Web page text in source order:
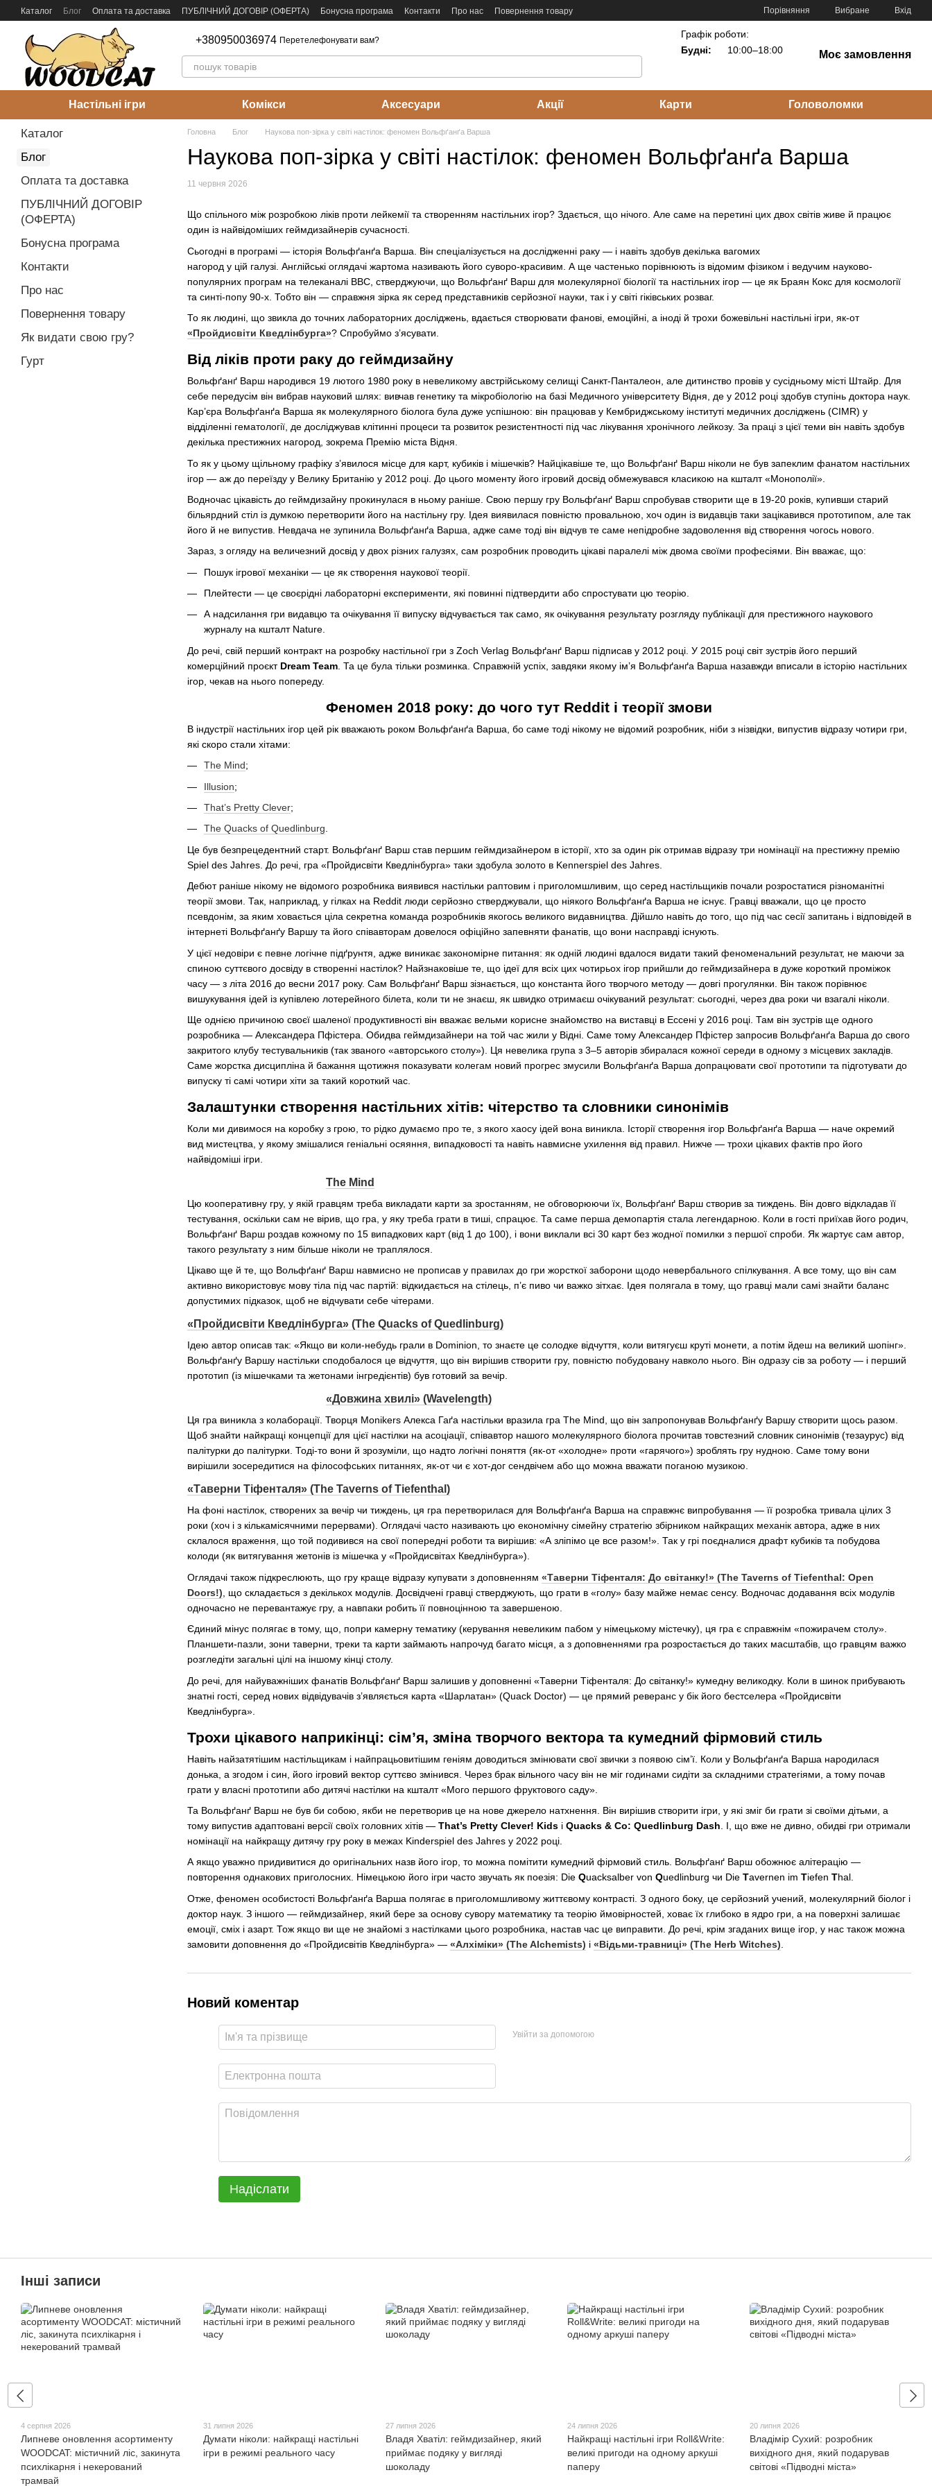
Перейти до основного контенту
Каталог Блог Оплата та доставка ПУБЛІЧНИЙ ДОГОВІР (ОФЕРТА) Бонусна програма Контакти Про нас
Повернення товару
Порівняння Вибране Вхід
+380950036974 Перетелефонувати вам?
Графік роботи:
Будні:
10:00–18:00 Моє замовлення
Настільні ігри Комікси Аксесуари Акції Карти Головоломки
Головна Блог Наукова поп-зірка у світі настілок: феномен Вольфґанґа Варша
Наукова поп-зірка у світі настілок: феномен Вольфґанґа Варша
11 червня 2026
Що спільного між розробкою ліків проти лейкемії та створенням настільних ігор? Здається, що нічого. Але саме на перетині цих двох світів живе й працює
один із найвідоміших геймдизайнерів сучасності.
Сьогодні в програмі — історія Вольфґанґа Варша. Він спеціалізується на дослідженні раку — і навіть здобув декілька вагомих
нагород у цій галузі. Англійські оглядачі жартома називають його суворо-красивим. А ще частенько порівнюють із відомим фізиком і ведучим науково-
популярних програм на телеканалі BBC, стверджуючи, що Вольфґанґ Варш для молекулярної біології та настільних ігор — це як Браян Кокс для космології
та синті-попу 90-х. Тобто він — справжня зірка як серед представників серйозної науки, так і у світі гіківських розваг.
То як людині, що звикла до точних лабораторних досліджень, вдається створювати фанові, емоційні, а іноді й трохи божевільні настільні ігри, як-от
«Пройдисвіти Кведлінбурга»? Спробуймо з’ясувати.
Від ліків проти раку до геймдизайну
Вольфґанґ Варш народився 19 лютого 1980 року в невеликому австрійському селищі Санкт-Панталеон, але дитинство провів у сусідньому місті Штайр. Для
себе передусім він вибрав науковий шлях: вивчав генетику та мікробіологію на базі Медичного університету Відня, де у 2012 році здобув ступінь доктора наук.
Кар’єра Вольфґанґа Варша як молекулярного біолога була дуже успішною: він працював у Кембриджському інституті медичних досліджень (CIMR) у
відділенні гематології, де досліджував клітинні процеси та розвиток резистентності під час лікування хронічного лейкозу. За праці з цієї теми він навіть здобув
декілька престижних нагород, зокрема Премію міста Відня.
То як у цьому щільному графіку з’явилося місце для карт, кубиків і мішечків? Найцікавіше те, що Вольфґанґ Варш ніколи не був запеклим фанатом настільних
ігор — аж до переїзду у Велику Британію у 2012 році. До цього моменту його ігровий досвід обмежувався класикою на кшталт «Монополії».
Водночас цікавість до геймдизайну прокинулася в ньому раніше. Свою першу гру Вольфґанґ Варш спробував створити ще в 19-20 років, купивши старий
більярдний стіл із думкою перетворити його на настільну гру. Ідея виявилася повністю провальною, хоч один із видавців таки зацікавився прототипом, але так
його й не випустив. Невдача не зупинила Вольфґанґа Варша, адже саме тоді він відчув те саме непідробне задоволення від створення чогось нового.
Зараз, з огляду на величезний досвід у двох різних галузях, сам розробник проводить цікаві паралелі між двома своїми професіями. Він вважає, що:
Пошук ігрової механіки — це як створення наукової теорії.
Плейтести — це своєрідні лабораторні експерименти, які повинні підтвердити або спростувати цю теорію.
А надсилання гри видавцю та очікування її випуску відчувається так само, як очікування результату розгляду публікації для престижного наукового
журналу на кшталт Nature.
До речі, свій перший контракт на розробку настільної гри з Zoch Verlag Вольфґанґ Варш підписав у 2012 році. У 2015 році світ зустрів його перший
комерційний проєкт Dream Team . Та це була тільки розминка. Справжній успіх, завдяки якому ім’я Вольфґанґа Варша назавжди вписали в історію настільних
ігор, чекав на нього попереду.
Феномен 2018 року: до чого тут Reddit і теорії змови
В індустрії настільних ігор цей рік вважають роком Вольфґанґа Варша, бо саме тоді нікому не відомий розробник, ніби з нізвідки, випустив відразу чотири гри,
які скоро стали хітами:
The Mind;
Illusion;
That’s Pretty Clever;
The Quacks of Quedlinburg.
Це був безпрецедентний старт. Вольфґанґ Варш став першим геймдизайнером в історії, хто за один рік отримав відразу три номінації на престижну премію
Spiel des Jahres. До речі, гра «Пройдисвіти Кведлінбурга» таки здобула золото в Kennerspiel des Jahres.
Дебют раніше нікому не відомого розробника виявився настільки раптовим і приголомшливим, що серед настільщиків почали розростатися різноманітні
теорії змови. Так, наприклад, у гілках на Reddit люди серйозно стверджували, що ніякого Вольфґанґа Варша не існує. Гравці вважали, що це просто
псевдонім, за яким ховається ціла секретна команда розробників якогось великого видавництва. Дійшло навіть до того, що під час сесії запитань і відповідей в
інтернеті Вольфґанґу Варшу та його співавторам довелося офіційно запевняти фанатів, що вони насправді існують.
У цієї недовіри є певне логічне підґрунтя, адже виникає закономірне питання: як одній людині вдалося видати такий феноменальний результат, не маючи за
спиною суттєвого досвіду в створенні настілок? Найзнаковіше те, що ідеї для всіх цих чотирьох ігор прийшли до геймдизайнера в дуже короткий проміжок
часу — з літа 2016 до весни 2017 року. Сам Вольфґанґ Варш зізнається, що константа його творчого методу — довгі прогулянки. Він також порівнює
вишукування ідей із купівлею лотерейного білета, коли ти не знаєш, як швидко отримаєш очікуваний результат: сьогодні, через два роки чи взагалі ніколи.
Ще однією причиною своєї шаленої продуктивності він вважає вельми корисне знайомство на виставці в Ессені у 2016 році. Там він зустрів ще одного
розробника — Александера Пфістера. Обидва геймдизайнери на той час жили у Відні. Саме тому Александер Пфістер запросив Вольфґанґа Варша до свого
закритого клубу тестувальників (так званого «авторського столу»). Ця невелика група з 3–5 авторів збиралася кожної середи в одному з місцевих закладів.
Саме жорстка дисципліна й бажання щотижня показувати колегам новий прогрес змусили Вольфґанґа Варша допрацювати свої прототипи та підготувати до
випуску ті самі чотири хіти за такий короткий час.
Залаштунки створення настільних хітів: чітерство та словники синонімів
Коли ми дивимося на коробку з грою, то рідко думаємо про те, з якого хаосу ідей вона виникла. Історії створення ігор Вольфґанґа Варша — наче окремий
вид мистецтва, у якому змішалися геніальні осяяння, випадковості та навіть навмисне ухилення від правил. Нижче — трохи цікавих фактів про його
найвідоміші ігри.
The Mind
Цю кооперативну гру, у якій гравцям треба викладати карти за зростанням, не обговорюючи їх, Вольфґанґ Варш створив за тиждень. Він довго відкладав її
тестування, оскільки сам не вірив, що гра, у яку треба грати в тиші, спрацює. Та саме перша демопартія стала легендарною. Коли в гості приїхав його родич,
Вольфґанґ Варш роздав кожному по 15 випадкових карт (від 1 до 100), і вони виклали всі 30 карт без жодної помилки з першої спроби. Як жартує сам автор,
такого результату з ним більше ніколи не траплялося.
Цікаво ще й те, що Вольфґанґ Варш навмисно не прописав у правилах до гри жорсткої заборони щодо невербального спілкування. А все тому, що він сам
активно використовує мову тіла під час партій: відкидається на стілець, п’є пиво чи важко зітхає. Ідея полягала в тому, що гравці мали самі знайти баланс
допустимих підказок, щоб не відчувати себе чітерами.
«Пройдисвіти Кведлінбурга» (The Quacks of Quedlinburg)
Ідею автор описав так: «Якщо ви коли-небудь грали в Dominion, то знаєте це солодке відчуття, коли витягуєш круті монети, а потім йдеш на великий шопінг».
Вольфґанґу Варшу настільки сподобалося це відчуття, що він вирішив створити гру, повністю побудовану навколо нього. Він одразу сів за роботу — і перший
прототип (із мішечками та жетонами інгредієнтів) був готовий за вечір.
«Довжина хвилі» (Wavelength)
Ця гра виникла з колаборації. Творця Monikers Алекса Гаґа настільки вразила гра The Mind, що він запропонував Вольфґанґу Варшу створити щось разом.
Щоб знайти найкращі концепції для цієї настілки на асоціації, співавтор нашого молекулярного біолога прочитав товстезний словник синонімів (тезаурус) від
палітурки до палітурки. Тоді-то вони й зрозуміли, що надто логічні поняття (як-от «холодне» проти «гарячого») зроблять гру нудною. Саме тому вони
вирішили зосередитися на філософських питаннях, як-от чи є хот-дог сендвічем або що можна вважати поганою музикою.
«Таверни Тіфенталя» (The Taverns of Tiefenthal)
На фоні настілок, створених за вечір чи тиждень, ця гра перетворилася для Вольфґанґа Варша на справжнє випробування — її розробка тривала цілих 3
роки (хоч і з кількамісячними перервами). Оглядачі часто називають цю економічну сімейну стратегію збірником найкращих механік автора, адже в них
склалося враження, що той подивився на свої попередні роботи та вирішив: «А зліпімо це все разом!». Так у грі поєдналися драфт кубиків та побудова
колоди (як витягування жетонів із мішечка у «Пройдисвітах Кведлінбурга»).
Оглядачі також підкреслюють, що гру краще відразу купувати з доповненням «Таверни Тіфенталя: До світанку!» (The Taverns of Tiefenthal: Open
Doors!) , що складається з декількох модулів. Досвідчені гравці стверджують, що грати в «голу» базу майже немає сенсу. Водночас додавання всіх модулів
одночасно не перевантажує гру, а навпаки робить її повноцінною та завершеною.
Єдиний мінус полягає в тому, що, попри камерну тематику (керування невеликим пабом у німецькому містечку), ця гра є справжнім «пожирачем столу».
Планшети-пазли, зони таверни, треки та карти займають напрочуд багато місця, а з доповненнями гра розростається до таких масштабів, що гравцям важко
розгледіти загальні цілі на іншому кінці столу.
До речі, для найуважніших фанатів Вольфґанґ Варш залишив у доповненні «Таверни Тіфенталя: До світанку!» кумедну великодку. Коли в шинок прибувають
знатні гості, серед нових відвідувачів з’являється карта «Шарлатан» (Quack Doctor) — це прямий реверанс у бік його бестселера «Пройдисвіти
Кведлінбурга».
Трохи цікавого наприкінці: сім’я, зміна творчого вектора та кумедний фірмовий стиль
Навіть найзатятішим настільщикам і найпрацьовитішим геніям доводиться змінювати свої звички з появою сім’ї. Коли у Вольфґанґа Варша народилася
донька, а згодом і син, його ігровий вектор суттєво змінився. Через брак вільного часу він не міг годинами сидіти за складними стратегіями, а тому почав
грати у власні прототипи або дитячі настілки на кшталт «Мого першого фруктового саду».
Та Вольфґанґ Варш не був би собою, якби не перетворив це на нове джерело натхнення. Він вирішив створити ігри, у які зміг би грати зі своїми дітьми, а
тому випустив адаптовані версії своїх головних хітів — That’s Pretty Clever! Kids і Quacks & Co: Quedlinburg Dash . І, що вже не дивно, обидві гри отримали
номінації на найкращу дитячу гру року в межах Kinderspiel des Jahres у 2022 році.
А якщо уважно придивитися до оригінальних назв його ігор, то можна помітити кумедний фірмовий стиль. Вольфґанґ Варш обожнює алітерацію —
повторення однакових приголосних. Німецькою його ігри часто звучать як поезія: Die Quacksalber von Quedlinburg чи Die Tavernen im Tiefen Thal.
Отже, феномен особистості Вольфґанґа Варша полягає в приголомшливому життєвому контрасті. З одного боку, це серйозний учений, молекулярний біолог і
доктор наук. З іншого — геймдизайнер, який бере за основу сувору математику та теорію ймовірностей, ховає їх глибоко в ядро гри, а на поверхні залишає
емоції, сміх і азарт. Тож якщо ви ще не знайомі з настілками цього розробника, настав час це виправити. До речі, крім згаданих вище ігор, у нас також можна
замовити доповнення до «Пройдисвітів Кведлінбурга» — «Алхіміки» (The Alchemists) і «Відьми-травниці» (The Herb Witches)
Новий коментар
Увійти за допомогою
Надіслати
Каталог
Блог
Оплата та доставка
ПУБЛІЧНИЙ ДОГОВІР
(ОФЕРТА)
Бонусна програма
Контакти
Про нас
Повернення товару
Як видати свою гру?
Гурт
Інші записи
4 серпня 2026
Липневе оновлення асортименту
WOODCAT: містичний ліс, закинута
психлікарня і некерований
трамвай
31 липня 2026
Думати ніколи: найкращі настільні
ігри в режимі реального часу
27 липня 2026
Владя Хватіл: геймдизайнер, який
приймає подяку у вигляді
шоколаду
24 липня 2026
Найкращі настільні ігри Roll&Write:
великі пригоди на одному аркуші
паперу
20 липня 2026
Владімір Сухий: розробник
вихідного дня, який подарував
світові «Підводні міста»